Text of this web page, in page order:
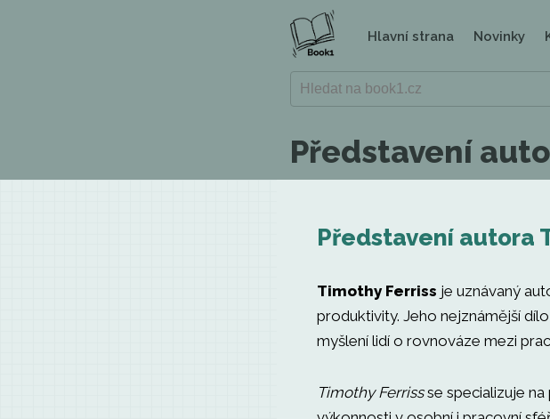
Hlavní strana Novinky
Představení
Představení autora
Timothy Ferriss je uznávaný
produktivity. Jeho nejznámější
myšlení lidí o rovnováze mezi
Timothy Ferrissse specializuje